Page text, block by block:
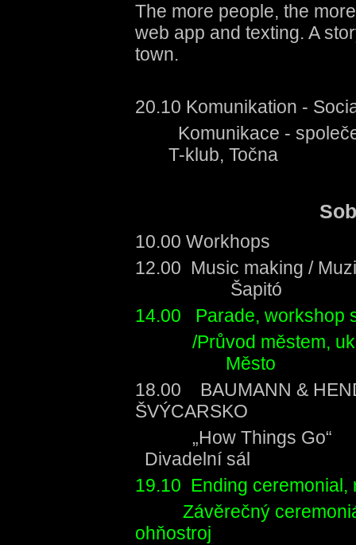
The more people, the
web app and texting. A
town.
20.10 Komunikation -
Komunikace
T-klub, Točna
10.00 Workhops
12.00 Music
Šapitó
14.00 Parade, workshop
/Průvod městem,
Město
18.00 BAUMANN &
ŠVÝCARSKO
„How
Divadelní sál
19.10 Ending ceremonial,
Závěrečný
ohňostroj